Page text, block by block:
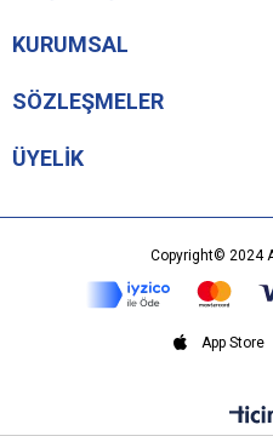
KURUMSAL
SÖZLEŞMELER
ÜYELİK
Copyright© 2024
App Store